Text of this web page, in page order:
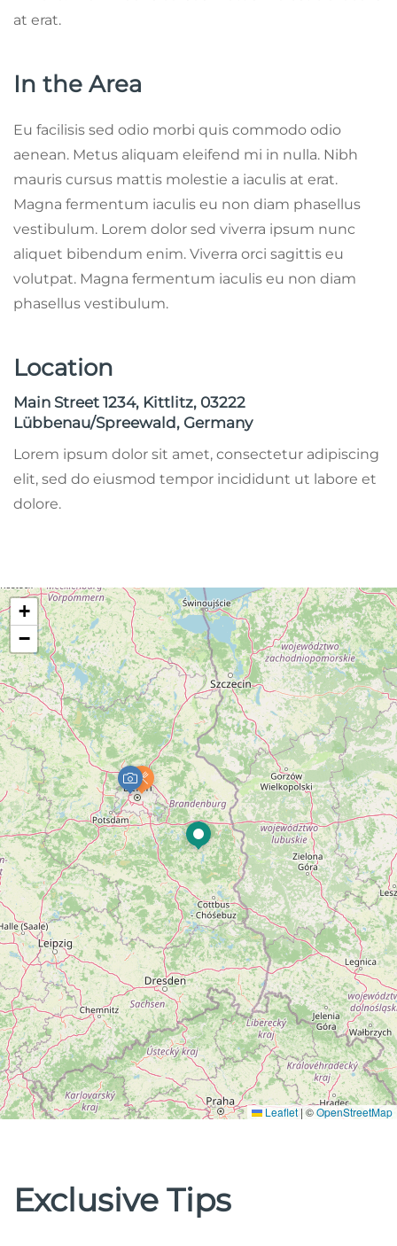
at erat.
In the Area
Eu facilisis sed odio morbi quis commodo odio
aenean. Metus aliquam eleifend mi in nulla. Nibh
mauris cursus mattis molestie a iaculis at erat.
Magna fermentum iaculis eu non diam phasellus
vestibulum. Lorem dolor sed viverra ipsum nunc
aliquet bibendum enim. Viverra orci sagittis eu
volutpat. Magna fermentum iaculis eu non diam
phasellus vestibulum.
Location
Main Street 1234, Kittlitz, 03222
Lübbenau/Spreewald, Germany
Lorem ipsum dolor sit amet, consectetur adipiscing
elit, sed do eiusmod tempor incididunt ut labore et
dolore.
+
−
Leaflet | ©OpenStreetMap
Exclusive Tips